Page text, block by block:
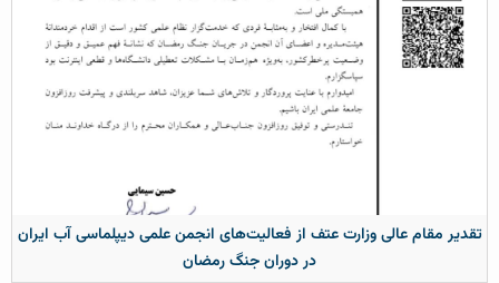
تقدیر مقام عالی وزارت عتف از فعالیت‌های انجمن علمی دیپلماسی آب ایران
در دوران جنگ رمضان